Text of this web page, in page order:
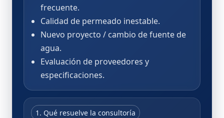
frecuente.
Calidad de permeado inestable.
Nuevo proyecto / cambio de fuente de
agua.
Evaluación de proveedores y
especificaciones.
1. Qué resuelve la consultoría